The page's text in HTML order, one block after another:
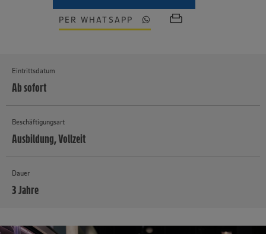
PER WHATSAPP
Eintrittsdatum
Ab sofort
Beschäftigungsart
Ausbildung, Vollzeit
Dauer
3 Jahre